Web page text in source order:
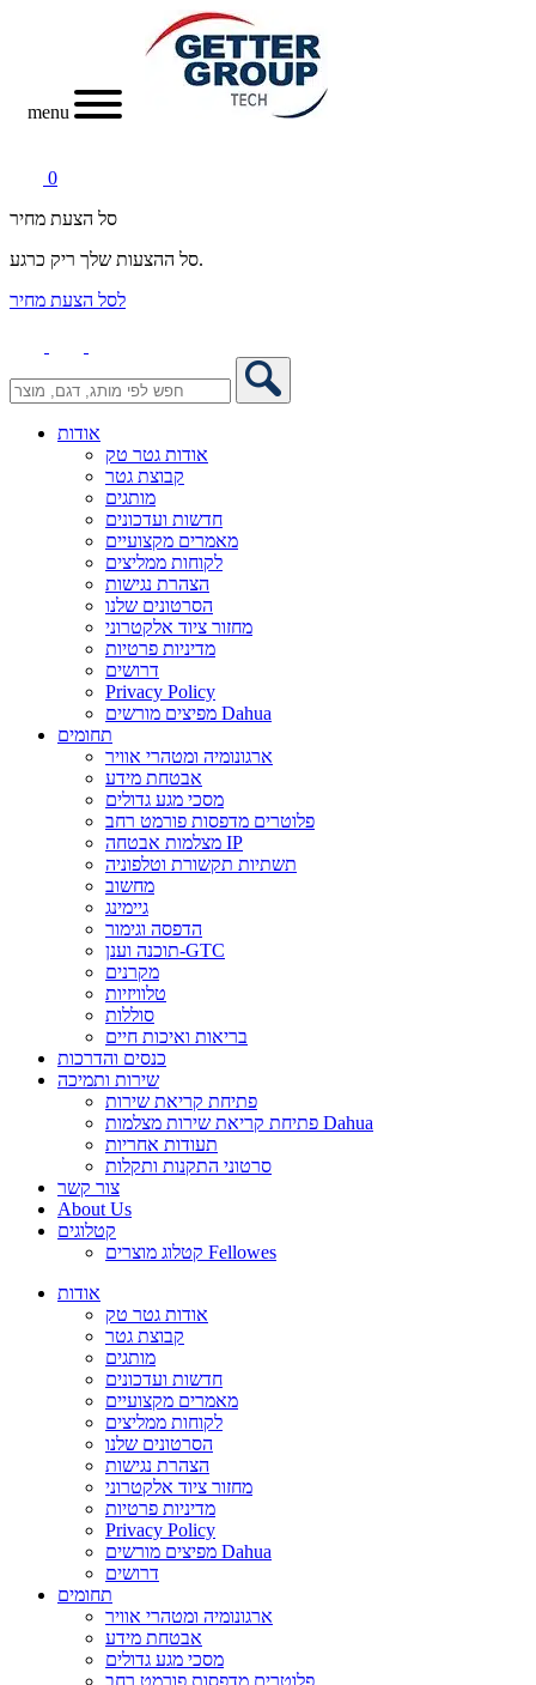
menu
0
סל הצעת מחיר
סל ההצעות שלך ריק כרגע.
לסל הצעת מחיר
אודות
אודות גטר טק
קבוצת גטר
מותגים
חדשות ועדכונים
מאמרים מקצועיים
לקוחות ממליצים
הצהרת נגישות
הסרטונים שלנו
מחזור ציוד אלקטרוני
מדיניות פרטיות
דרושים
Privacy Policy
מפיצים מורשים Dahua
תחומים
ארגונומיה ומטהרי אוויר
אבטחת מידע
מסכי מגע גדולים
פלוטרים מדפסות פורמט רחב
מצלמות אבטחה IP
תשתיות תקשורת וטלפוניה
מחשוב
גיימינג
הדפסה וגימור
תוכנה וענן-GTC
מקרנים
טלוויזיות
סוללות
בריאות ואיכות חיים
כנסים והדרכות
שירות ותמיכה
פתיחת קריאת שירות
פתיחת קריאת שירות מצלמות Dahua
תעודות אחריות
סרטוני התקנות ותקלות
צור קשר
About Us
קטלוגים
קטלוג מוצרים Fellowes
אודות
אודות גטר טק
קבוצת גטר
מותגים
חדשות ועדכונים
מאמרים מקצועיים
לקוחות ממליצים
הסרטונים שלנו
הצהרת נגישות
מחזור ציוד אלקטרוני
מדיניות פרטיות
Privacy Policy
מפיצים מורשים Dahua
דרושים
תחומים
ארגונומיה ומטהרי אוויר
אבטחת מידע
מסכי מגע גדולים
פלוטרים מדפסות פורמט רחב